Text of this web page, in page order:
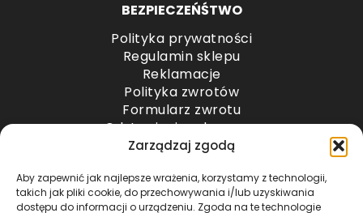
Zarządzaj zgodą
Aby zapewnić jak najlepsze wrażenia, korzystamy z technologii,
takich jak pliki cookie, do przechowywania i/lub uzyskiwania
dostępu do informacji o urządzeniu. Zgoda na te technologie
BEZPIECZEŃŚTWO
Polityka prywatności
Regulamin sklepu
Reklamacje
Polityka zwrotów
Formularz zwrotu
Odstąpienie od umowy
Odstąpienie od umowy – przesyłki paletowe
METODY PŁATNOŚCI